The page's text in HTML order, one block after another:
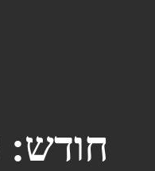
חודש: